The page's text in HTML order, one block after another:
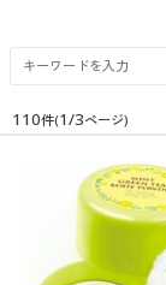
寝具・ベッド
カーテン・ラグ
美容・健康・サ
制服・スクール
制服・学生服
ジュニア・ティ
大きいサイズ
大きいサイズ通販
大きいサイズ レ
大きいサイズ レ
バーゲン
バーゲンセール
シークレットセ
詳細検索
商品カテゴリ
在庫
カテゴリ
110件(1/3ページ)